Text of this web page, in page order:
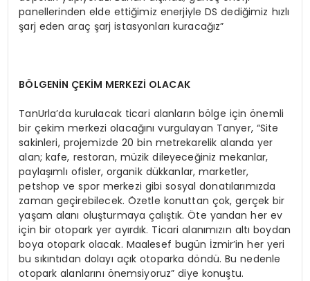
panellerinden elde ettiğimiz enerjiyle DS dediğimiz hızlı
şarj eden araç şarj istasyonları kuracağız”
BÖLGENİN ÇEKİM MERKEZİ OLACAK
TanUrla’da kurulacak ticari alanların bölge için önemli
bir çekim merkezi olacağını vurgulayan Tanyer, “Site
sakinleri, projemizde 20 bin metrekarelik alanda yer
alan; kafe, restoran, müzik dileyeceğiniz mekanlar,
paylaşımlı ofisler, organik dükkanlar, marketler,
petshop ve spor merkezi gibi sosyal donatılarımızda
zaman geçirebilecek. Özetle konuttan çok, gerçek bir
yaşam alanı oluşturmaya çalıştık. Öte yandan her ev
için bir otopark yer ayırdık. Ticari alanımızın altı boydan
boya otopark olacak. Maalesef bugün İzmir’in her yeri
bu sıkıntıdan dolayı açık otoparka döndü. Bu nedenle
otopark alanlarını önemsiyoruz” diye konuştu.